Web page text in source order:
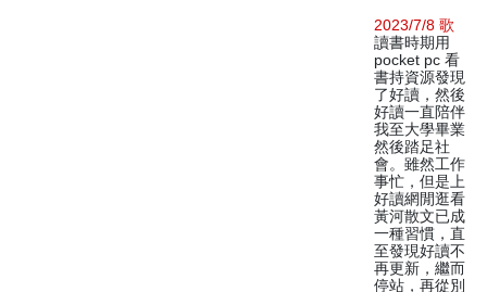
2023/7/8 歌
讀書時期用
pocket pc 看
書持資源發現
了好讀，然後
好讀一直陪伴
我至大學畢業
然後踏足社
會。雖然工作
事忙，但是上
好讀網閒逛看
黃河散文已成
一種習慣，直
至發現好讀不
再更新，繼而
停站，再從別